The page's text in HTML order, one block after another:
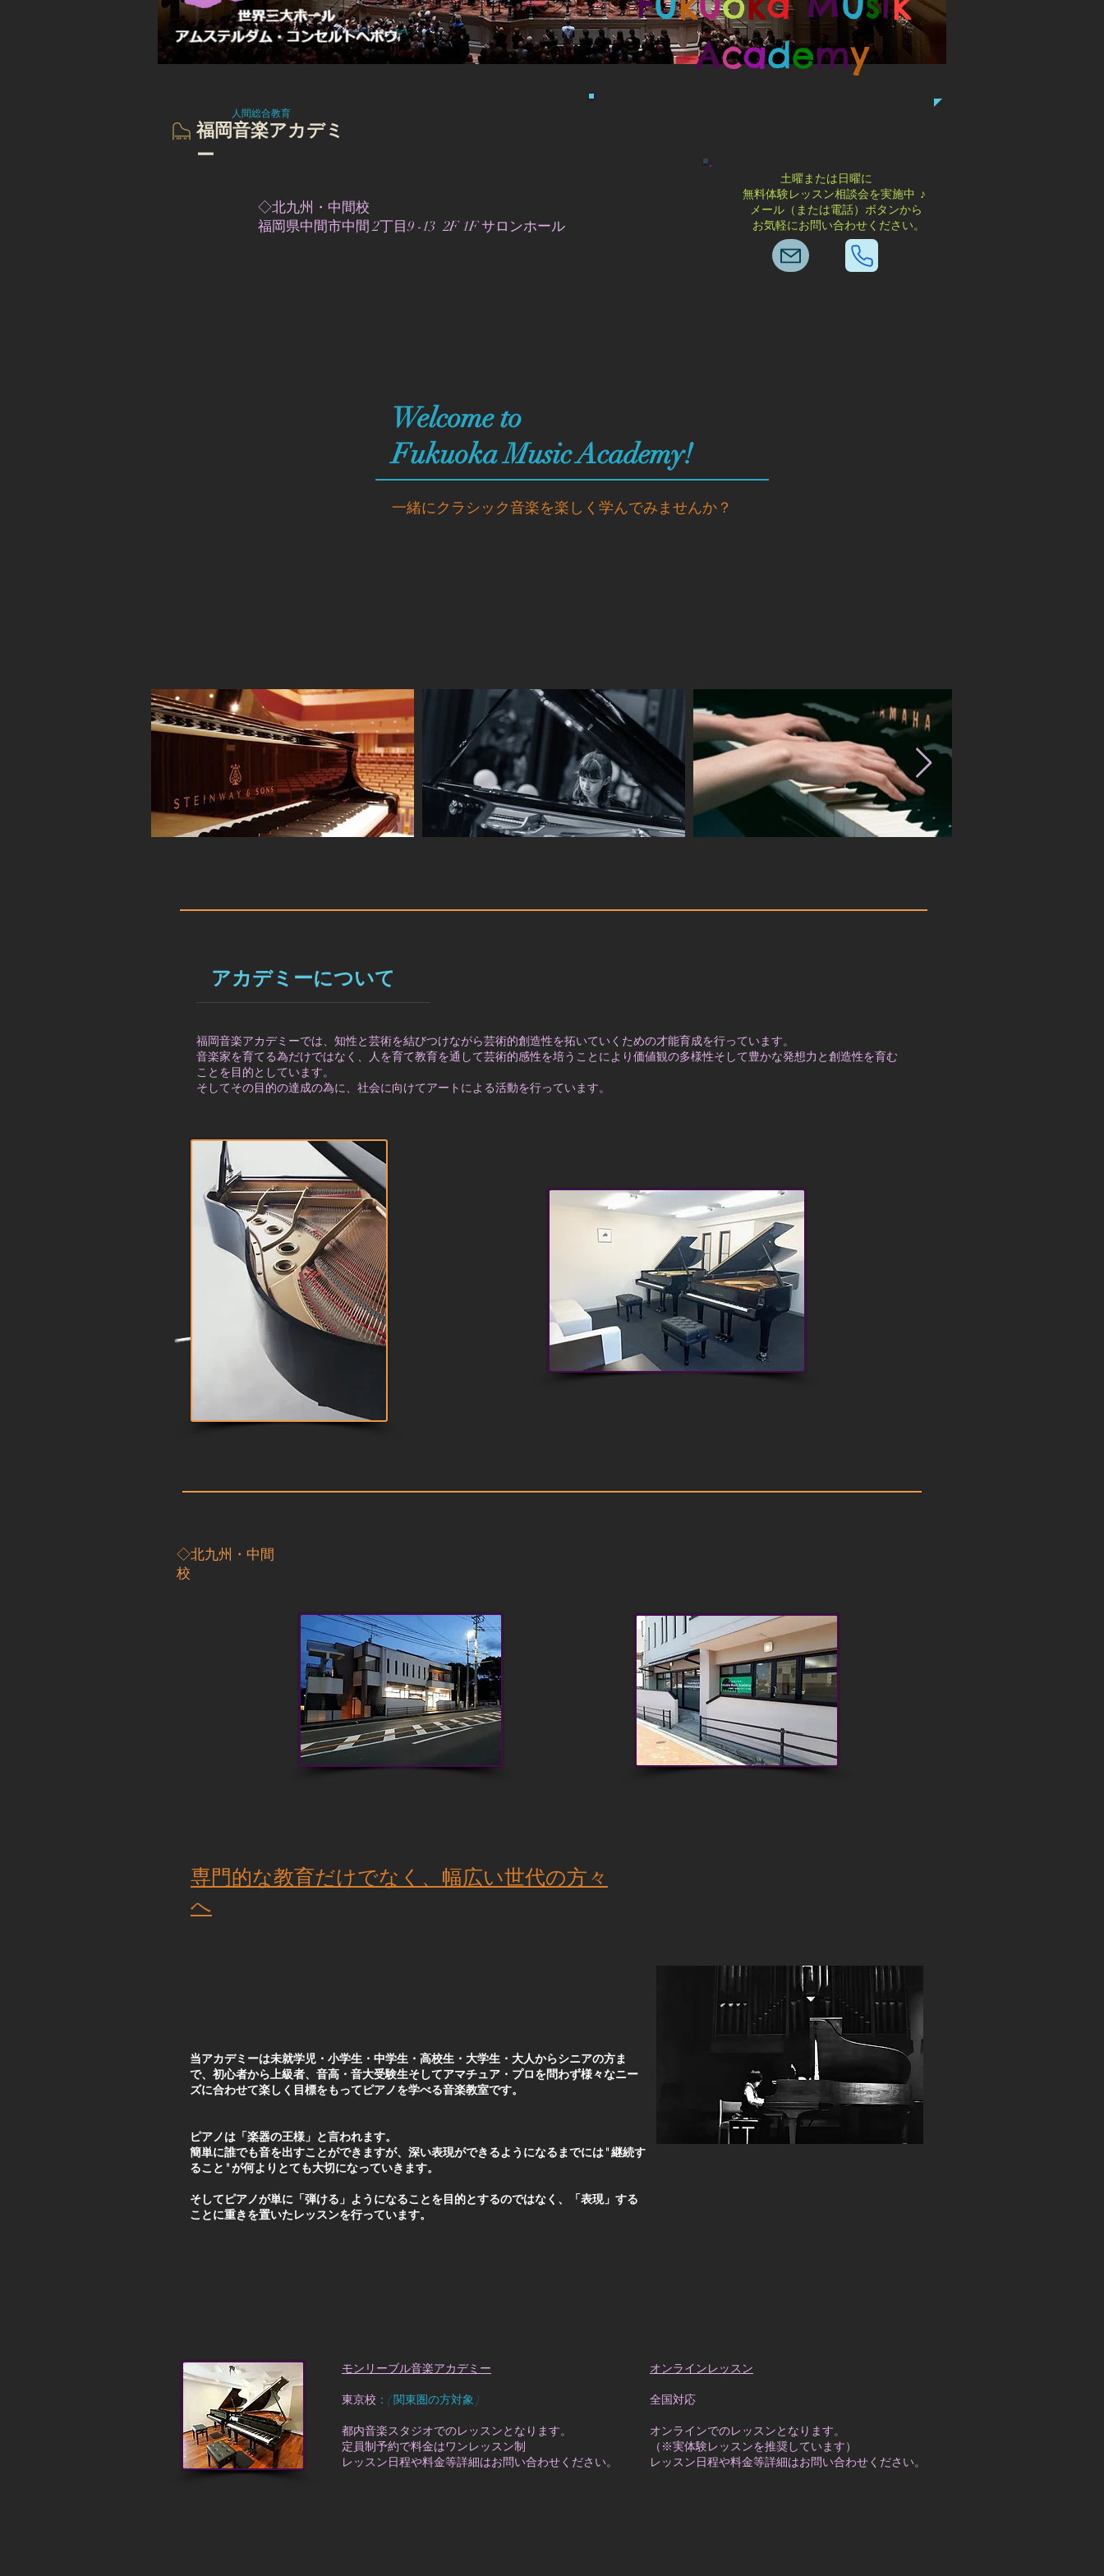
Academy
​福岡音楽アカデミ
ー
​ 人間総合教育
◇北九州・中間校
福岡県中間市中間 2丁目9 -13 2F 1F サロンホール
土曜または日曜に
無料体験レッスン相談会を実施中 ♪
メール（または電話）ボタンから
お気軽にお問い合わせください。
Welcome to
Fukuoka Music Academy!
一緒にクラシック音楽を楽しく学んでみませんか？
​アカデミーについて
福岡音楽アカデミーでは、知性と芸術を結びつけながら芸術的創造性を拓いていくための才能育成を行っています。
音楽家を育てる為だけではなく、人を育て教育を通して芸術的感性を培うことにより価値観の多様性そして豊かな発想力と創造性を育む
ことを目的としています。
そしてその目的の達成の為に、社会に向けてアートによる活動を行っています。
​◇北九州・中間
校
​専門的な教育だけでなく、幅広い世代の方々
へ
当アカデミーは未就学児・小学生・中学生・高校生・大学生・大人からシニアの方ま
で、初心者から上級者、音高・音大受験生そしてアマチュア・プロを問わず様々なニー
ズに合わせて楽しく目標をもってピアノを学べる音楽教室です。
ピアノは「楽器の王様」と言われます。
簡単に誰でも音を出すことができますが、深い表現ができるようになるまでには" 継続す
ること" が何よりとても大切になっていきます。
そしてピアノが単に「弾ける」ようになることを目的とするのではなく、「表現」する
ことに重きを置いたレッスンを行っています。
モンリーブル音楽アカデミー
東京校 ：( 関東圏の方対象 )
都内音楽スタジオでのレッスンとなります。
定員制予約で料金はワンレッスン制
レッスン日程や料金等詳細はお問い合わせください。
オンラインレッスン
全国対応
オンラインでのレッスンとなります。
（※実体験レッスンを推奨しています）
レッスン日程や料金等詳細はお問い合わせください。